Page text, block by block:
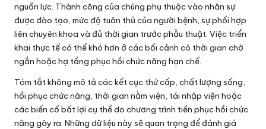
nguồn lực. Thành công của chúng phụ thuộc vào nhân sự
được đào tạo, mức độ tuân thủ của người bệnh, sự phối hợp
liên chuyên khoa và đủ thời gian trước phẫu thuật. Việc triển
khai thực tế có thể khó hơn ở các bối cảnh có thời gian chờ
ngắn hoặc hạ tầng phục hồi chức năng hạn chế.
Tóm tắt không mô tả các kết cục thứ cấp, chất lượng sống,
hồi phục chức năng, thời gian nằm viện, tái nhập viện hoặc
các biến cố bất lợi cụ thể do chương trình tiền phục hồi chức
năng gây ra. Những dữ liệu này sẽ quan trọng để đánh giá